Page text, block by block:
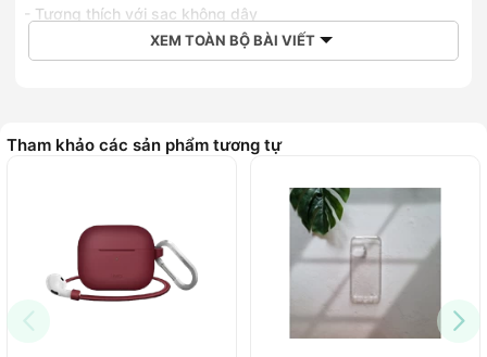
- Tương thích với sạc không dây
- Thông tin kỹ thuật
Thương hiệu chính Hãng Spigen (USA), Sản xuất tại Hàn
XEM TOÀN BỘ BÀI VIẾT
Tham khảo các sản phẩm tương tự